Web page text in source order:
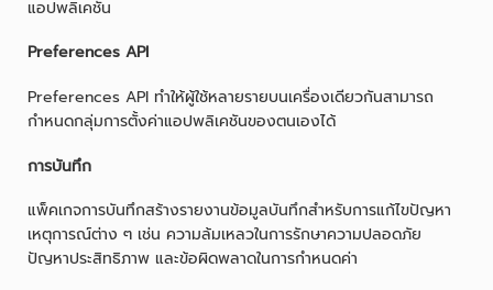
แอปพลิเคชัน
Preferences API
Preferences API ทำให้ผู้ใช้หลายรายบนเครื่องเดียวกันสามารถ
กำหนดกลุ่มการตั้งค่าแอปพลิเคชันของตนเองได้
การบันทึก
แพ็คเกจการบันทึกสร้างรายงานข้อมูลบันทึกสำหรับการแก้ไขปัญหา
เหตุการณ์ต่าง ๆ เช่น ความล้มเหลวในการรักษาความปลอดภัย
ปัญหาประสิทธิภาพ และข้อผิดพลาดในการกำหนดค่า